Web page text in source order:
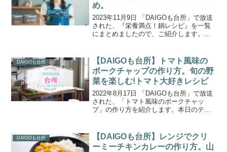
め。
2023年11月9日 「DAIGOも台所」で放送
された、『栄養満点！鍋レシピ』を一覧
にまとめましたので、ご紹介します。本
本日の推し料理は、「きのこのうどん
鍋」、「ねぎし...
DAIGOも台所
【DAIGOも台所】トマト風味の
ポークチャップの作り方。旬の野
菜を楽しむ!トマト大好きレシピ
2022年8月17日 「DAIGOも台所」で放送
された、「トマト風味のポークチャッ
プ」の作り方を紹介します。本日のテー
ください！『トマト愛してる♡』そんな
私も思わず...
DAIGOも台所
【DAIGOも台所】レンジでクリ
ーミーチキンカレーの作り方。山